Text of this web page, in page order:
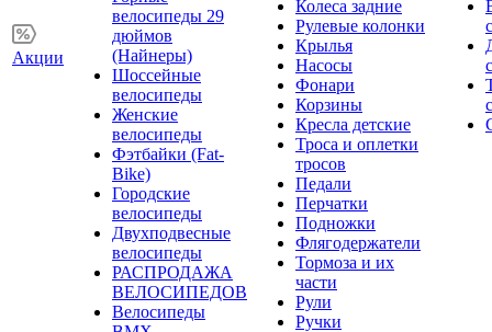
Акции
велосипеды 29
дюймов
(Найнеры)
Шоссейные
велосипеды
Женские
велосипеды
Фэтбайки (Fat-
Bike)
Городские
велосипеды
Двухподвесные
велосипеды
РАСПРОДАЖА
ВЕЛОСИПЕДОВ
Велосипеды
Колеса задние
Рулевые колонки
Крылья
Насосы
Фонари
Корзины
Кресла детские
Троса и оплетки
тросов
Педали
Перчатки
Подножки
Флягодержатели
Тормоза и их
части
Рули
Ручки